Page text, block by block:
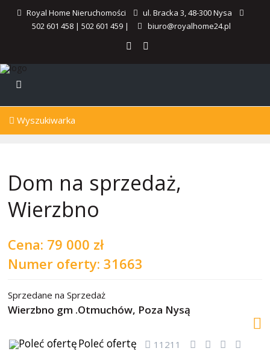
Royal Home Nieruchomości
ul. Bracka 3, 48-300 Nysa
502 601 458| 502 601 459| biuro@royalhome24.pl
Wyszukiwarka
Dom na sprzedaż,
Wierzbno
Cena: 79 000 zł
Numer oferty: 31663
Sprzedane na Sprzedaż
Wierzbno gm .Otmuchów, Poza Nysą
Poleć ofertę 11211